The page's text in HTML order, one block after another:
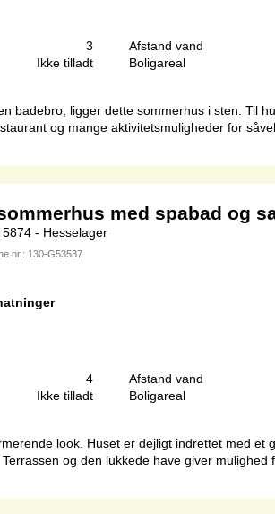
3
Ikke tilladt
Afstand vand
Boligareal
badebro, ligger dette sommerhus i sten. Til
og mange aktivitetsmuligheder for
med spabad og
- Hesselager
nr.: 130-G53537
4
Ikke tilladt
Afstand vand
Boligareal
look. Huset er dejligt indrettet med et
og den lukkede have giver